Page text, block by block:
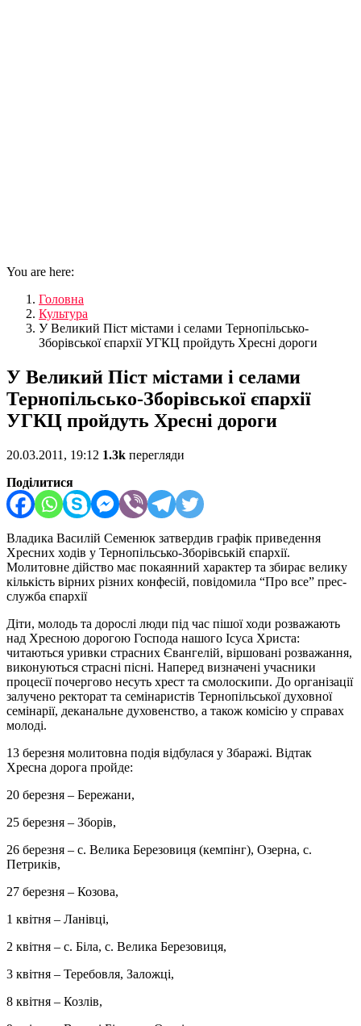
You are here:
Головна
Культура
У Великий Піст містами і селами Тернопільсько-
Зборівської єпархії УГКЦ пройдуть Хресні дороги
У Великий Піст містами і селами
Тернопільсько-Зборівської єпархії
УГКЦ пройдуть Хресні дороги
20.03.2011, 19:12 1.3k перегляди
Поділитися
Владика Василій Семенюк затвердив графік приведення
Хресних ходів у Тернопільсько-Зборівській єпархії.
Молитовне дійство має покаянний характер та збирає велику
кількість вірних різних конфесій, повідомила “Про все” прес-
служба єпархії
Діти, молодь та дорослі люди під час пішої ходи розважають
над Хресною дорогою Господа нашого Ісуса Христа:
читаються уривки страсних Євангелій, віршовані розважання,
виконуються страсні пісні. Наперед визначені учасники
процесії почергово несуть хрест та смолоскипи. До організації
залучено ректорат та семінаристів Тернопільської духовної
семінарії, деканальне духовенство, а також комісію у справах
молоді.
13 березня молитовна подія відбулася у Збаражі. Відтак
Хресна дорога пройде:
20 березня – Бережани,
25 березня – Зборів,
26 березня – с. Велика Березовиця (кемпінг), Озерна, с.
Петриків,
27 березня – Козова,
1 квітня – Ланівці,
2 квітня – с. Біла, с. Велика Березовиця,
3 квітня – Теребовля, Заложці,
8 квітня – Козлів,